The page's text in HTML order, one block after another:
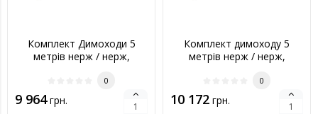
Комплект Димоходи 5
метрів нерж / нерж,
0
9 964грн.
Комплект димоходу 5
метрів нерж / нерж,
0
10 172 грн.